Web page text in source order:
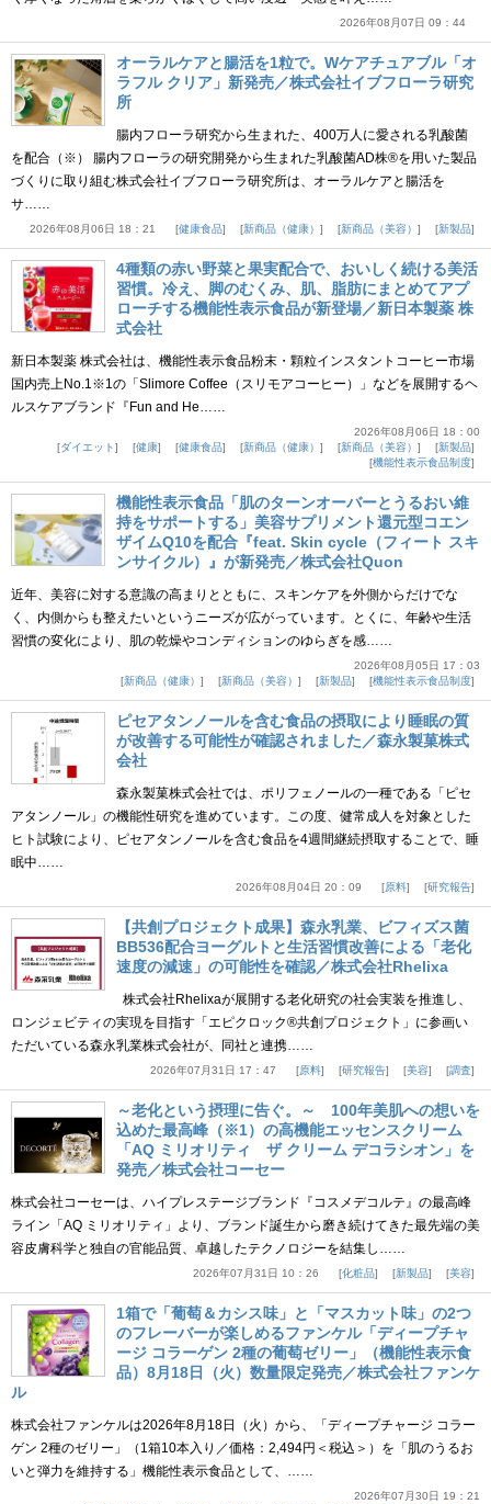
2026年08月07日 09：44
オーラルケアと腸活を1粒で。Wケアチュアブル「オ
ラフル クリア」新発売／株式会社イブフローラ研究
所
腸内フローラ研究から生まれた、400万人に愛される乳酸菌
を配合（※） 腸内フローラの研究開発から生まれた乳酸菌AD株®を用いた製品
づくりに取り組む株式会社イブフローラ研究所は、オーラルケアと腸活を
サ……
2026年08月06日 18：21 健康食品 新商品（健康） 新商品（美容） 新製品
4種類の赤い野菜と果実配合で、おいしく続ける美活
習慣。冷え、脚のむくみ、肌、脂肪にまとめてアプ
ローチする機能性表示食品が新登場／新日本製薬 株
式会社
新日本製薬 株式会社は、機能性表示食品粉末・顆粒インスタントコーヒー市場
国内売上No.1※1の「Slimore Coffee（スリモアコーヒー）」などを展開するヘ
ルスケアブランド『Fun and He……
2026年08月06日 18：00
ダイエット
健康 健康食品 新商品（健康） 新商品（美容）
新製品
機能性表示食品制度
機能性表示食品「肌のターンオーバーとうるおい維
持をサポートする」美容サプリメント還元型コエン
ザイムQ10を配合『feat. Skin cycle（フィート スキ
ンサイクル）』が新発売／株式会社Quon
近年、美容に対する意識の高まりとともに、スキンケアを外側からだけでな
く、内側からも整えたいというニーズが広がっています。とくに、年齢や生活
習慣の変化により、肌の乾燥やコンディションのゆらぎを感……
2026年08月05日 17：03
新商品（健康）
新商品（美容） 新製品 機能性表示食品制度
ピセアタンノールを含む食品の摂取により睡眠の質
が改善する可能性が確認されました／森永製菓株式
会社
森永製菓株式会社では、ポリフェノールの一種である「ピセ
アタンノール」の機能性研究を進めています。この度、健常成人を対象とした
ヒト試験により、ピセアタンノールを含む食品を4週間継続摂取することで、睡
眠中……
2026年08月04日 20：09 原料 研究報告
【共創プロジェクト成果】森永乳業、ビフィズス菌
BB536配合ヨーグルトと生活習慣改善による「老化
速度の減速」の可能性を確認／株式会社Rhelixa
株式会社Rhelixaが展開する老化研究の社会実装を推進し、
ロンジェビティの実現を目指す「エピクロック®共創プロジェクト」に参画い
ただいている森永乳業株式会社が、同社と連携……
2026年07月31日 17：47 原料 研究報告 美容 調査
～老化という摂理に告ぐ。～ 100年美肌への想いを
込めた最高峰（※1）の高機能エッセンスクリーム
「AQ ミリオリティ ザ クリーム デコラシオン」を
発売／株式会社コーセー
株式会社コーセーは、ハイプレステージブランド『コスメデコルテ』の最高峰
ライン「AQ ミリオリティ」より、ブランド誕生から磨き続けてきた最先端の美
容皮膚科学と独自の官能品質、卓越したテクノロジーを結集し……
2026年07月31日 10：26 化粧品 新製品 美容
1箱で「葡萄＆カシス味」と「マスカット味」の2つ
のフレーバーが楽しめるファンケル「ディープチャ
ージ コラーゲン 2種の葡萄ゼリー」（機能性表示食
品）8月18日（火）数量限定発売／株式会社ファンケ
ル
株式会社ファンケルは2026年8月18日（火）から、「ディープチャージ コラー
ゲン 2種のゼリー」（1箱10本入り／価格：2,494円＜税込＞）を「肌のうるお
いと弾力を維持する」機能性表示食品として、……
2026年07月30日 19：21